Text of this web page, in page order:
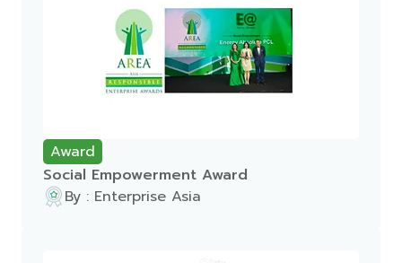
Award
Social Empowerment Award
By : Enterprise Asia